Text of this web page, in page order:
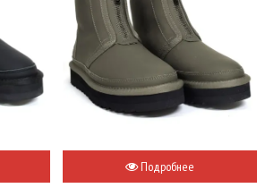
Подробнее